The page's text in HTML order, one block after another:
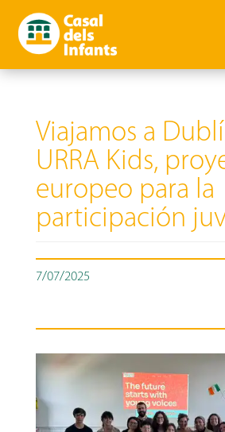
Viajamos a
URRA Kids,
europeo para la
participación
7/07/2025